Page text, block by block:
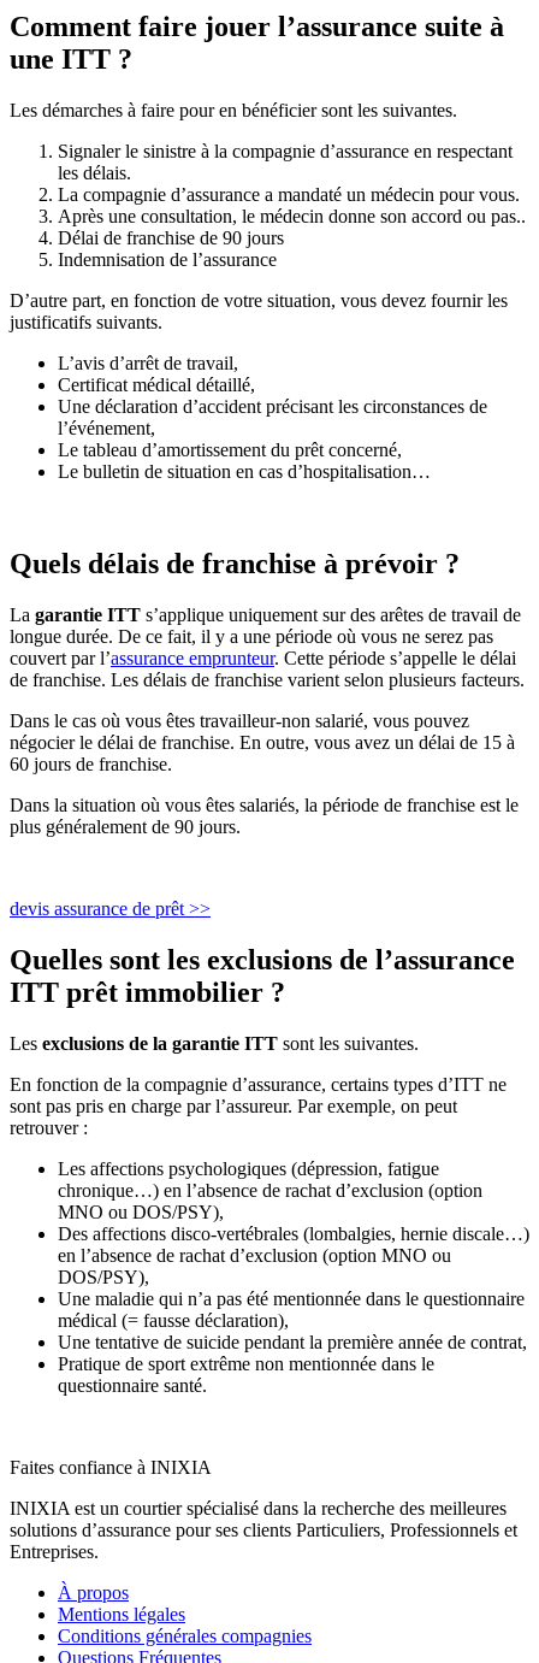
Comment faire jouer l’assurance suite à
une ITT ?
Les démarches à faire pour en bénéficier sont les suivantes.
Signaler le sinistre à la compagnie d’assurance en respectant
les délais.
La compagnie d’assurance a mandaté un médecin pour vous.
Après une consultation, le médecin donne son accord ou pas..
Délai de franchise de 90 jours
Indemnisation de l’assurance
D’autre part, en fonction de votre situation, vous devez fournir les
justificatifs suivants.
L’avis d’arrêt de travail,
Certificat médical détaillé,
Une déclaration d’accident précisant les circonstances de
l’événement,
Le tableau d’amortissement du prêt concerné,
Le bulletin de situation en cas d’hospitalisation…
Quels délais de franchise à prévoir ?
La garantie ITT s’applique uniquement sur des arêtes de travail de
longue durée. De ce fait, il y a une période où vous ne serez pas
couvert par l’assurance emprunteur. Cette période s’appelle le délai
de franchise. Les délais de franchise varient selon plusieurs facteurs.
Dans le cas où vous êtes travailleur-non salarié, vous pouvez
négocier le délai de franchise. En outre, vous avez un délai de 15 à
60 jours de franchise.
Dans la situation où vous êtes salariés, la période de franchise est le
plus généralement de 90 jours.
devis assurance de prêt >>
Quelles sont les exclusions de l’assurance
ITT prêt immobilier ?
Les exclusions de la garantie ITT sont les suivantes.
En fonction de la compagnie d’assurance, certains types d’ITT ne
sont pas pris en charge par l’assureur. Par exemple, on peut
retrouver :
Les affections psychologiques (dépression, fatigue
chronique…) en l’absence de rachat d’exclusion (option
MNO ou DOS/PSY),
Des affections disco-vertébrales (lombalgies, hernie discale…)
en l’absence de rachat d’exclusion (option MNO ou
DOS/PSY),
Une maladie qui n’a pas été mentionnée dans le questionnaire
médical (= fausse déclaration),
Une tentative de suicide pendant la première année de contrat,
Pratique de sport extrême non mentionnée dans le
questionnaire santé.
Faites confiance à INIXIA
INIXIA est un courtier spécialisé dans la recherche des meilleures
solutions d’assurance pour ses clients Particuliers, Professionnels et
Entreprises.
À propos
Mentions légales
Conditions générales compagnies
Questions Fréquentes